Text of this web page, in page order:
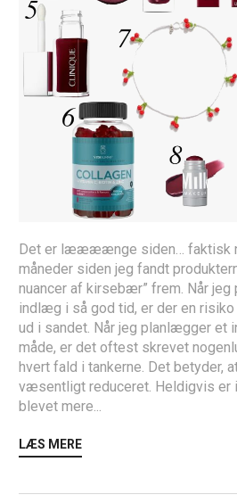
Det er læææænge siden… faktisk
måneder siden jeg fandt
nuancer af kirsebær” frem. Når
indlæg i så god tid, er der en
ud i sandet. Når jeg planlægger et
måde, er det oftest skrevet
hvert fald i tankerne. Det betyder,
væsentligt reduceret. Heldigvis
blevet mere...
LÆS MERE